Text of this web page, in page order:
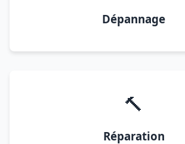
Dépannage
🔨
Réparation